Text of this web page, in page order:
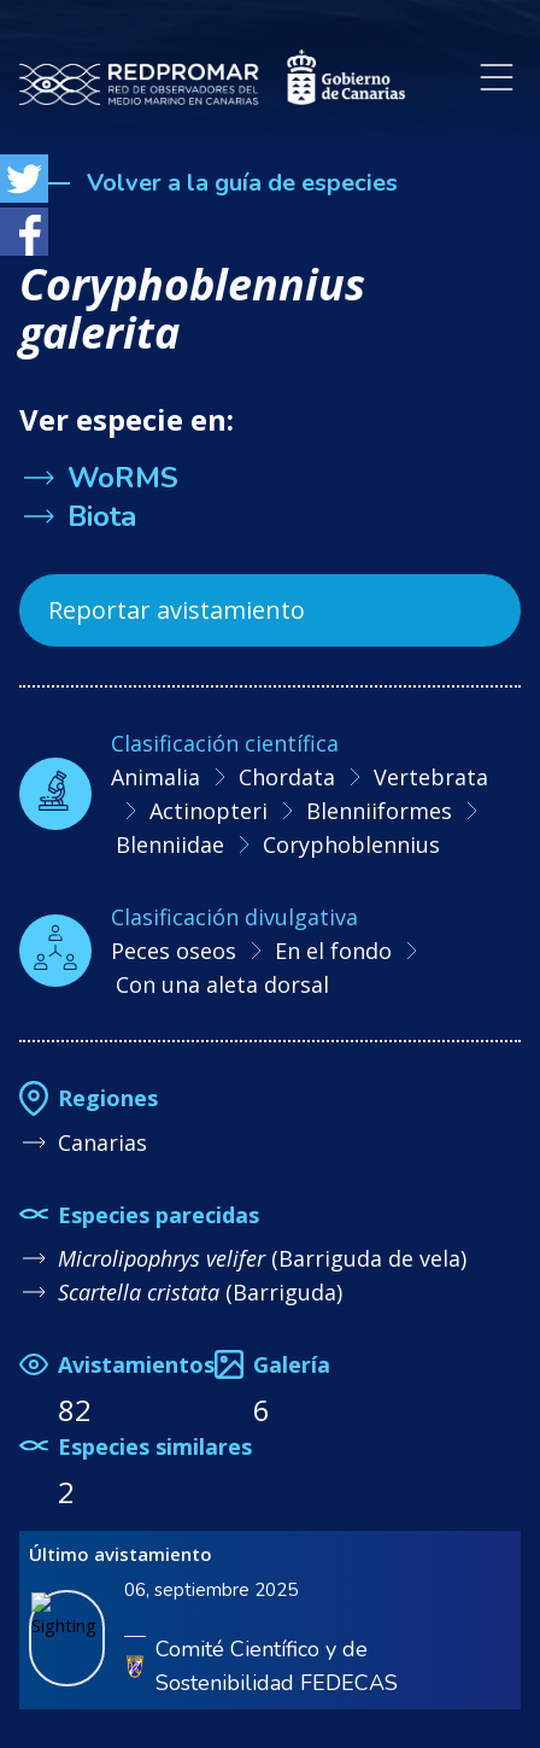
Volver a la guía de especies
Coryphoblennius
galerita
Ver especie en:
WoRMS
Biota
Reportar avistamiento
Clasificación científica
Animalia
Chordata
Vertebrata
Actinopteri
Blenniiformes
Blenniidae
Coryphoblennius
Clasificación divulgativa
Peces oseos
En el fondo
Con una aleta dorsal
Regiones
Canarias
Especies parecidas
Microlipophrys velifer(Barriguda de vela)
Scartella cristata (Barriguda)
Avistamientos
82
Galería
6
Especies similares
2
Último avistamiento
06, septiembre 2025
Comité Científico y de
Sostenibilidad FEDECAS